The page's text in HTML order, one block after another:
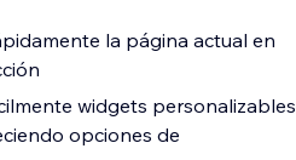
la página actual en
widgets personalizables
opciones de